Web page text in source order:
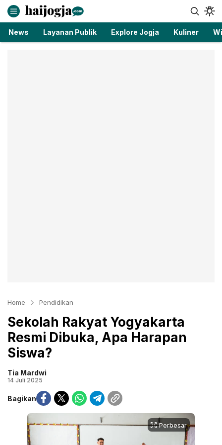
haijogja.com
Berita Jogja Terbaru dan Terkini
News Layanan Publik Explore Jogja Kuliner
Home Pendidikan
Sekolah Rakyat Yogyakarta
Resmi Dibuka, Apa Harapan
Siswa?
Tia Mardwi
14 Juli 2025
Bagikan
Perbesar